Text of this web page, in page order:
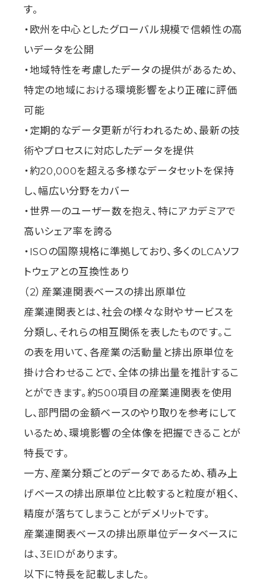
す。
・欧州を中心としたグローバル規模で信頼性の高
いデータを公開
・地域特性を考慮したデータの提供があるため、
特定の地域における環境影響をより正確に評価
可能
・定期的なデータ更新が行われるため、最新の技
術やプロセスに対応したデータを提供
・約20,000を超える多様なデータセットを保持
し、幅広い分野をカバー
・世界一のユーザー数を抱え、特にアカデミアで
高いシェア率を誇る
・ISOの国際規格に準拠しており、多くのLCAソフ
トウェアとの互換性あり
（2）産業連関表ベースの排出原単位
産業連関表とは、社会の様々な財やサービスを
分類し、それらの相互関係を表したものです。こ
の表を用いて、各産業の活動量と排出原単位を
掛け合わせることで、全体の排出量を推計するこ
とができます。約500項目の産業連関表を使用
し、部門間の金額ベースのやり取りを参考にして
いるため、環境影響の全体像を把握できることが
特長です。
一方、産業分類ごとのデータであるため、積み上
げベースの排出原単位と比較すると粒度が粗く、
精度が落ちてしまうことがデメリットです。
産業連関表ベースの排出原単位データベースに
は、3EIDがあります。
以下に特長を記載しました。